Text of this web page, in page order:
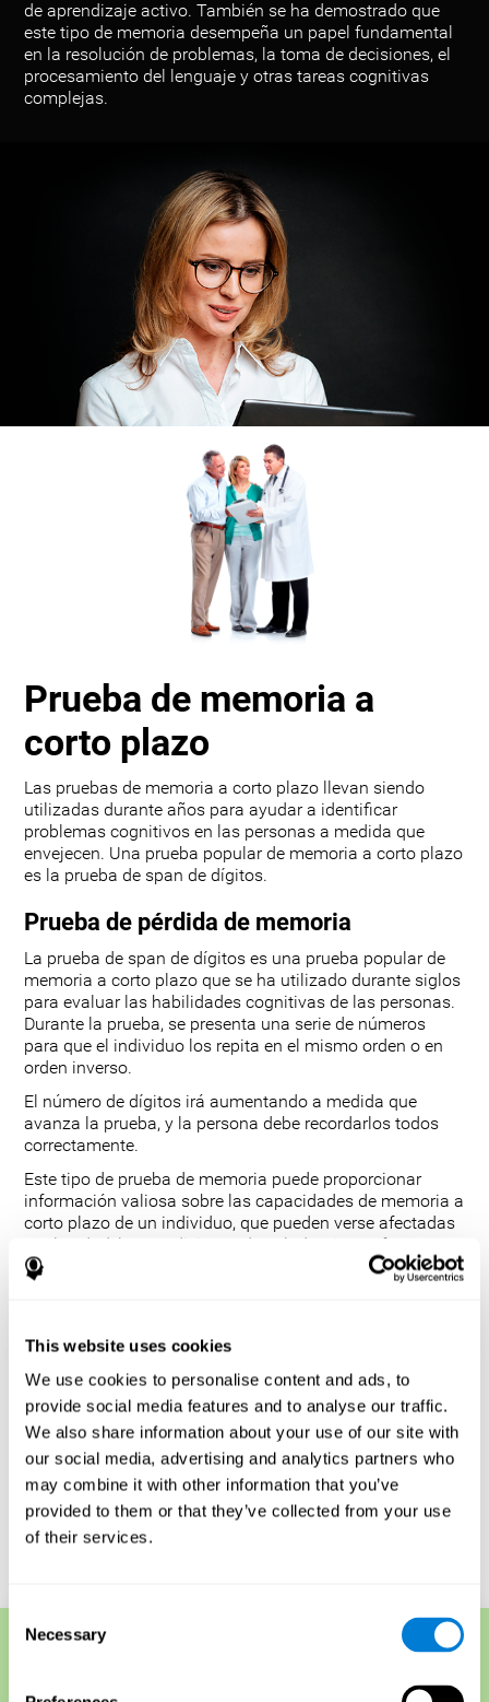
This website uses cookies
We use cookies to personalise content and ads, to
provide social media features and to analyse our traffic.
We also share information about your use of our site with
our social media, advertising and analytics partners who
may combine it with other information that you’ve
provided to them or that they’ve collected from your use
of their services.
Consent
Selection
Necessary
de aprendizaje activo. También se ha demostrado que
este tipo de memoria desempeña un papel fundamental
en la resolución de problemas, la toma de decisiones, el
procesamiento del lenguaje y otras tareas cognitivas
complejas.
Prueba de memoria a
corto plazo
Las pruebas de memoria a corto plazo llevan siendo
utilizadas durante años para ayudar a identificar
problemas cognitivos en las personas a medida que
envejecen. Una prueba popular de memoria a corto plazo
es la prueba de span de dígitos.
Prueba de pérdida de memoria
La prueba de span de dígitos es una prueba popular de
memoria a corto plazo que se ha utilizado durante siglos
para evaluar las habilidades cognitivas de las personas.
Durante la prueba, se presenta una serie de números
para que el individuo los repita en el mismo orden o en
orden inverso.
El número de dígitos irá aumentando a medida que
avanza la prueba, y la persona debe recordarlos todos
correctamente.
Este tipo de prueba de memoria puede proporcionar
información valiosa sobre las capacidades de memoria a
corto plazo de un individuo, que pueden verse afectadas
por la edad, las condiciones de salud y ciertos factores
relacionados con el estilo de vida, como la falta de sueño
o el consumo de alcohol. Es importante tener en cuenta
cognitivos más sutiles causados por enfermedades
como el Alzheimer o la demencia.
Además, estas pruebas no miden las funciones de la
memoria a largo plazo. Sin embargo, su capacidad para
realizar un seguimiento de los cambios en el rendimiento
de una persona a lo largo del tiempo resulta útil para
comprender su salud cognitiva general.